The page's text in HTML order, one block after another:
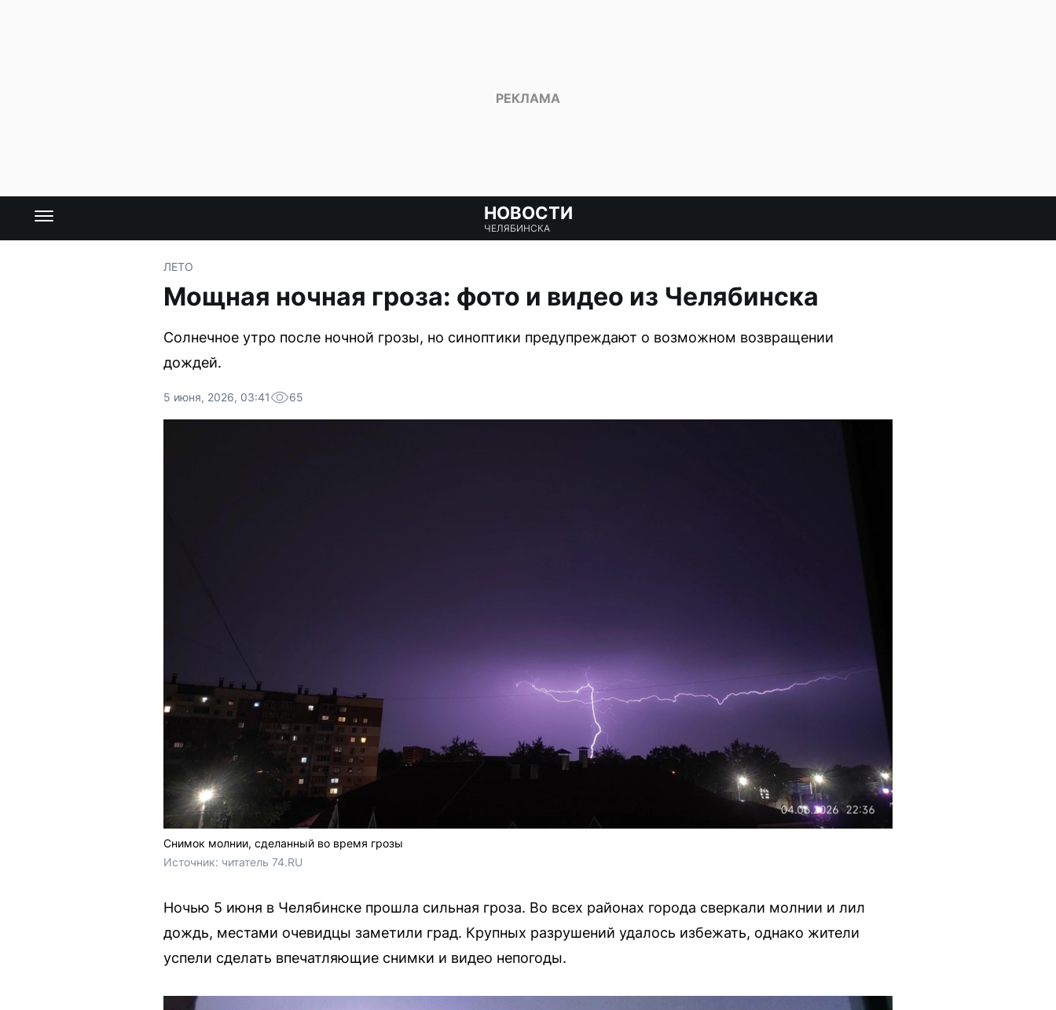
НОВОСТИ
ЧЕЛЯБИНСКА
ЛЕТО
Мощная ночная гроза: фото и видео из Челябинска
Солнечное утро после ночной грозы, но синоптики предупреждают о возможном возвращении
дождей.
5 июня, 2026, 03:41 65
Снимок молнии, сделанный во время грозы
Источник: читатель 74.RU
Ночью 5 июня в Челябинске прошла сильная гроза. Во всех районах города сверкали молнии и лил
дождь, местами очевидцы заметили град. Крупных разрушений удалось избежать, однако жители
успели сделать впечатляющие снимки и видео непогоды.